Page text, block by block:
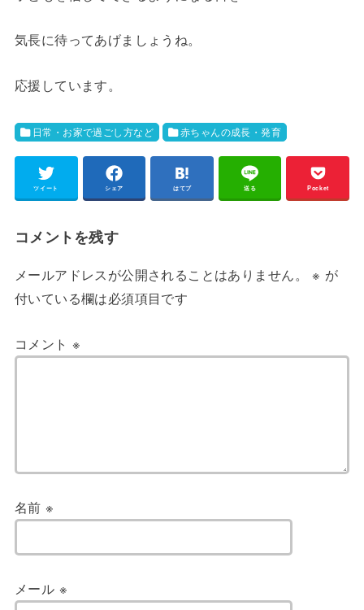
気長に待ってあげましょうね。
応援しています。
日常・お家で過ごし方など 赤ちゃんの成長・発育
ツイート シェア はてブ 送る Pocket
コメントを残す
メールアドレスが公開されることはありません。 ※ が
付いている欄は必須項目です
コメント ※
名前※
メール ※